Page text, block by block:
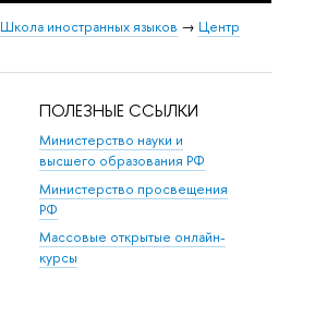
Школа иностранных языков → Центр
ПОЛЕЗНЫЕ ССЫЛКИ
Министерство науки и
высшего образования РФ
Министерство просвещения
РФ
Массовые открытые онлайн-
курсы